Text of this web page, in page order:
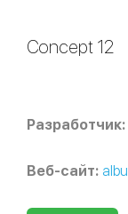
Concept 12
Разработчик:
Веб-сайт: